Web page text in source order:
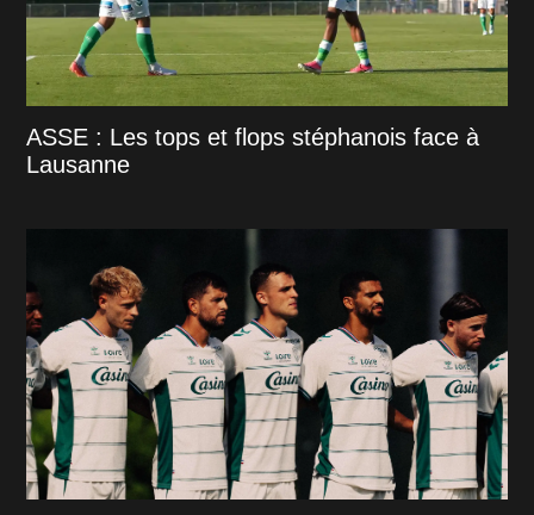
ASSE : Les tops et flops stéphanois face à
Lausanne